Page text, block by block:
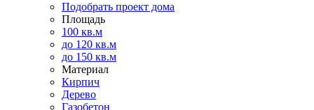
Подобрать проект дома
Площадь
100 кв.м
до 120 кв.м
до 150 кв.м
Материал
Кирпич
Дерево
Газобетон